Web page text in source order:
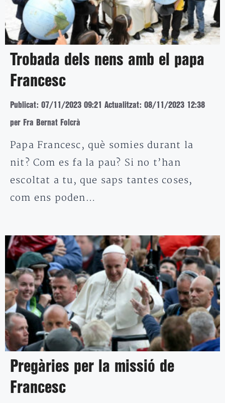
Trobada dels nens amb el papa
Francesc
Publicat: 07/11/2023 09:21 Actualitzat: 08/11/2023 12:38
per Fra Bernat Folcrà
Papa Francesc, què somies durant la
nit? Com es fa la pau? Si no t’han
escoltat a tu, que saps tantes coses,
com ens poden…
Pregàries per la missió de
Francesc